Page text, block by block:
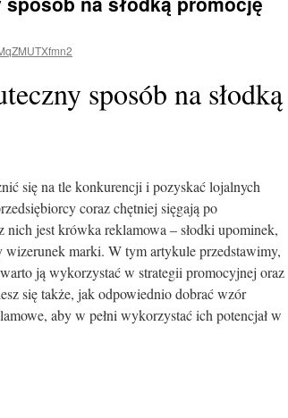
sposób na słodką
się na tle konkurencji i pozyskać lojalnych
coraz chętniej sięgają po
nich jest krówka reklamowa – słodki upominek,
marki. W tym artykule przedstawimy,
ją wykorzystać w strategii promocyjnej oraz
się także, jak odpowiednio dobrać wzór
aby w pełni wykorzystać ich potencjał w